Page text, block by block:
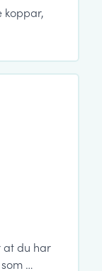
koppar,
at du har
…